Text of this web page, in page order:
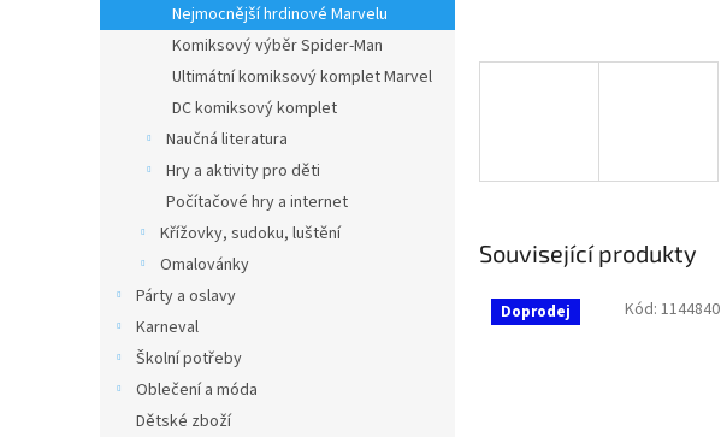
Nejmocnější hrdinové Marvelu
Komiksový výběr Spider-Man
Ultimátní komiksový komplet Marvel
DC komiksový komplet
Naučná literatura
Hry a aktivity pro děti
Počítačové hry a internet
Křížovky, sudoku, luštění
Omalovánky
Párty a oslavy
Karneval
Školní potřeby
Oblečení a móda
Dětské zboží
Související produkty
Doprodej Kód: 1144840